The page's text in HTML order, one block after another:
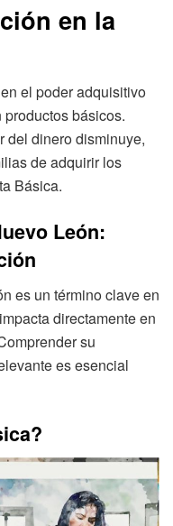
en la
el poder adquisitivo
básicos.
del dinero disminuye,
de adquirir los
Básica.
León:
es un término clave en
directamente en
su
es esencial